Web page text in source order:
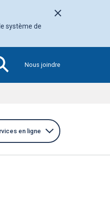
Fermer l'avis
système de
Nous joindre
en ligne